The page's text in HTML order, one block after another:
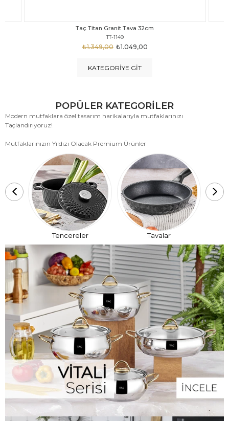
Taç Titan Granit Tava 30cm
TT-1148
₺999,00
₺1.875,00
KATEGORIYE GIT
POPÜLER KATEGORİLER
Modern mutfaklara özel tasarım harikalarıyla mutfaklarınızı
Taçlandırıyoruz!
Mutfaklarınızın Yıldızı Olacak Premium Ürünler
Tencereler Tavalar